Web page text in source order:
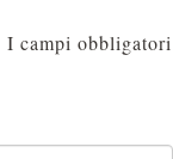
I campi obbligatori